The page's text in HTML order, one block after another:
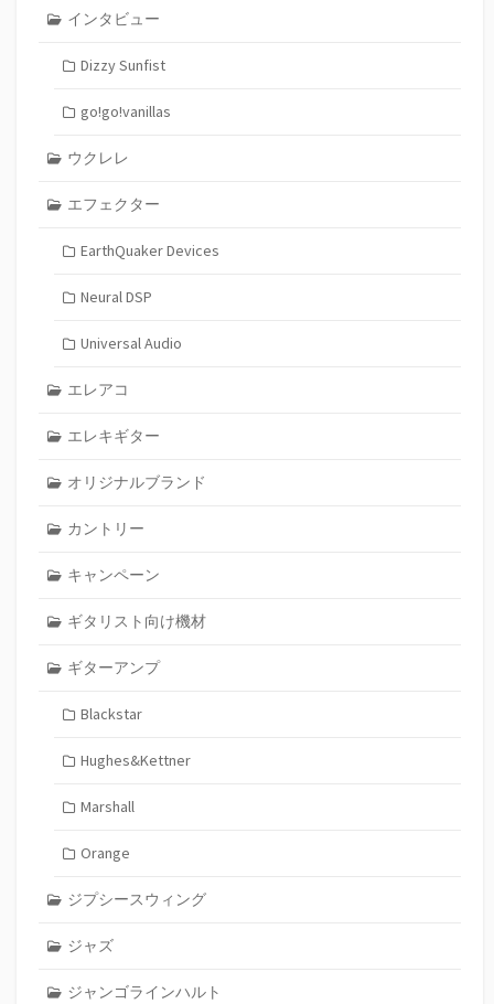
インタビュー
Dizzy Sunfist
go!go!vanillas
ウクレレ
エフェクター
EarthQuaker Devices
Neural DSP
Universal Audio
エレアコ
エレキギター
オリジナルブランド
カントリー
キャンペーン
ギタリスト向け機材
ギターアンプ
Blackstar
Hughes&Kettner
Marshall
Orange
ジプシースウィング
ジャズ
ジャンゴラインハルト